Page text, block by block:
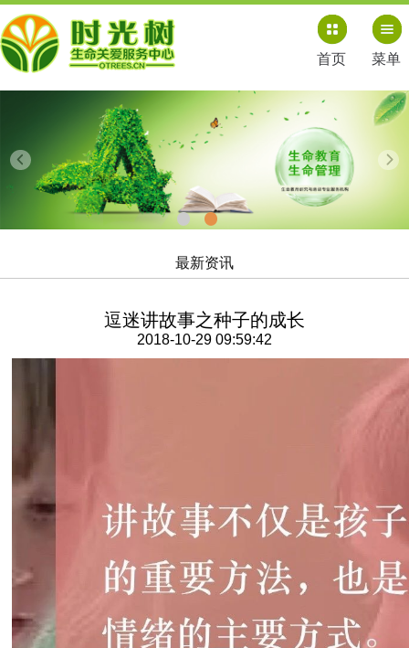
首页 菜单
最新资讯
逗迷讲故事之种子的成长
2018-10-29 09:59:42